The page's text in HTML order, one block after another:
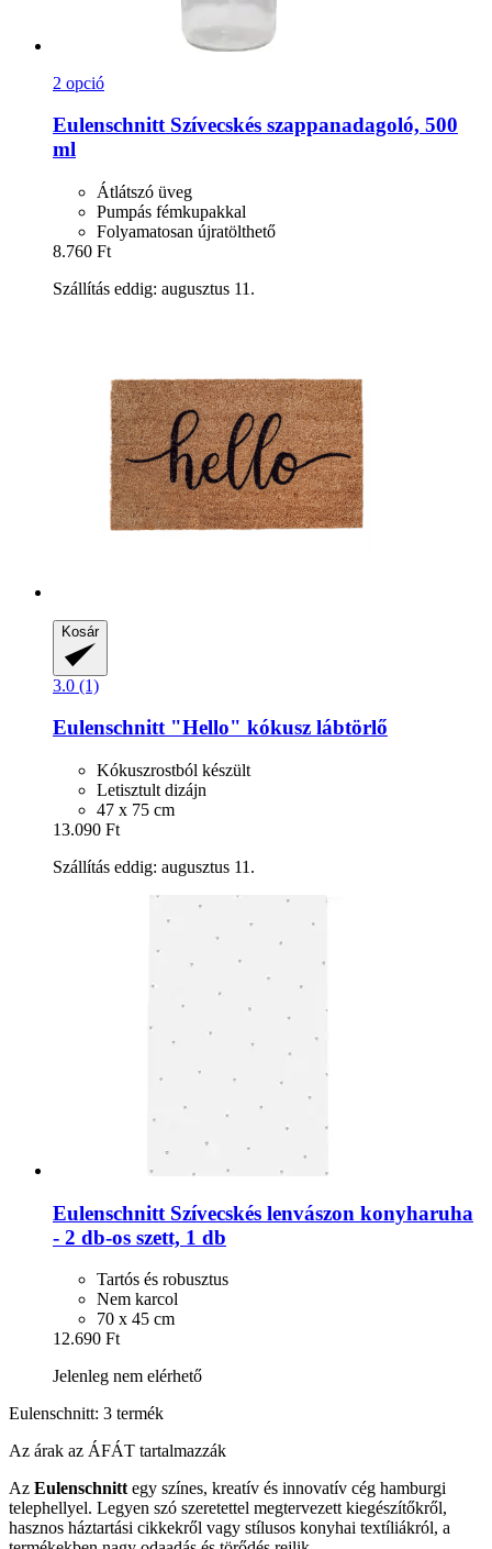
2 opció
EulenschnittSzívecskés szappanadagoló, 500
ml
Átlátszó üveg
Pumpás fémkupakkal
Folyamatosan újratölthető
8.760 Ft
Szállítás eddig: augusztus 11.
Kosár
3.0 (1)
Eulenschnitt"Hello" kókusz lábtörlő
Kókuszrostból készült
Letisztult dizájn
47 x 75 cm
13.090 Ft
Szállítás eddig: augusztus 11.
Eulenschnitt Szívecskés lenvászon konyharuha
-​ 2 db-​os szett, 1 db
Tartós és robusztus
Nem karcol
70 x 45 cm
12.690 Ft
Jelenleg nem elérhető
Eulenschnitt: 3 termék
Az árak az ÁFÁT tartalmazzák
Az Eulenschnittegy színes, kreatív és innovatív cég hamburgi
telephellyel. Legyen szó szeretettel megtervezett kiegészítőkről,
hasznos háztartási cikkekről vagy stílusos konyhai textíliákról, a